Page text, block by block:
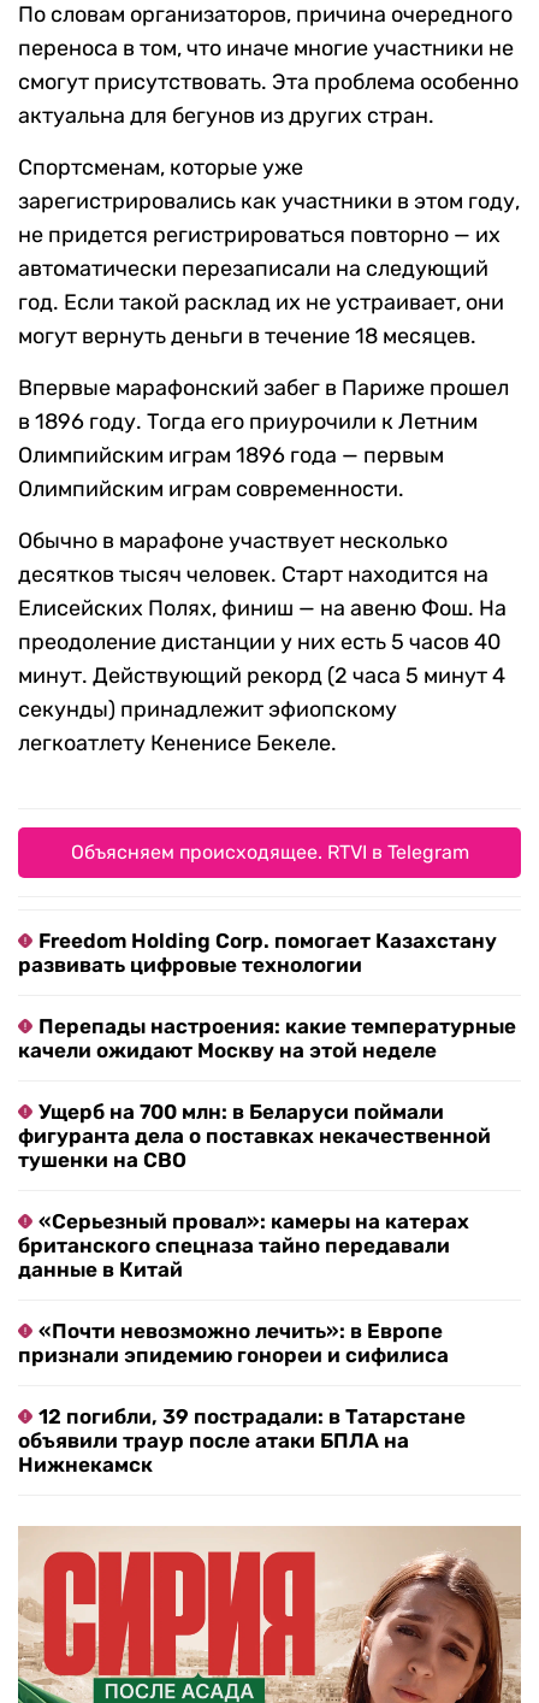
По словам организаторов, причина очередного
переноса в том, что иначе многие участники не
смогут присутствовать. Эта проблема особенно
актуальна для бегунов из других стран.
Спортсменам, которые уже
зарегистрировались как участники в этом году,
не придется регистрироваться повторно — их
автоматически перезаписали на следующий
год. Если такой расклад их не устраивает, они
могут вернуть деньги в течение 18 месяцев.
Впервые марафонский забег в Париже прошел
в 1896 году. Тогда его приурочили к Летним
Олимпийским играм 1896 года — первым
Олимпийским играм современности.
Обычно в марафоне участвует несколько
десятков тысяч человек. Старт находится на
Елисейских Полях, финиш — на авеню Фош. На
преодоление дистанции у них есть 5 часов 40
минут. Действующий рекорд (2 часа 5 минут 4
секунды) принадлежит эфиопскому
легкоатлету Кененисе Бекеле.
Объясняем происходящее. RTVI в Telegram
Freedom Holding Corp. помогает Казахстану
развивать цифровые технологии
Перепады настроения: какие температурные
качели ожидают Москву на этой неделе
Ущерб на 700 млн: в Беларуси поймали
фигуранта дела о поставках некачественной
тушенки на СВО
«Серьезный провал»: камеры на катерах
британского спецназа тайно передавали
данные в Китай
«Почти невозможно лечить»: в Европе
признали эпидемию гонореи и сифилиса
12 погибли, 39 пострадали: в Татарстане
объявили траур после атаки БПЛА на
Нижнекамск